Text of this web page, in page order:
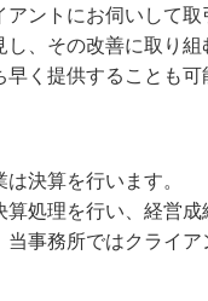
ントにお伺いして
、その改善に取り
く提供することも可
決算を行います。
処理を行い、経営
事務所ではクライア